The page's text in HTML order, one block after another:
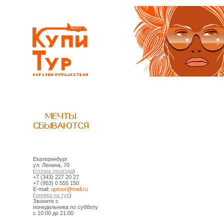
Екатеринбург
ул. Ленина, 70
(схема проезда)
+7 (343) 227 20 27
+7 (953) 0 555 150
E-mail: ur.liam@ruotpq
(заявка на тур)
Звоните с
понедельника по субботу
с 10:00 до 21:00